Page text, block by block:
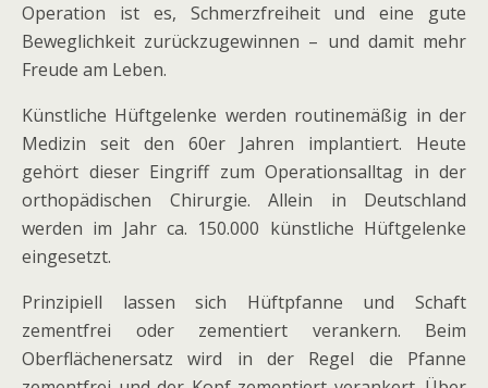
Operation ist es, Schmerzfreiheit und eine gute
Beweglichkeit zurückzugewinnen – und damit mehr
Freude am Leben.
Künstliche Hüftgelenke werden routinemäßig in der
Medizin seit den 60er Jahren implantiert. Heute
gehört dieser Eingriff zum Operationsalltag in der
orthopädischen Chirurgie. Allein in Deutschland
werden im Jahr ca. 150.000 künstliche Hüftgelenke
eingesetzt.
Prinzipiell lassen sich Hüftpfanne und Schaft
zementfrei oder zementiert verankern. Beim
Oberflächenersatz wird in der Regel die Pfanne